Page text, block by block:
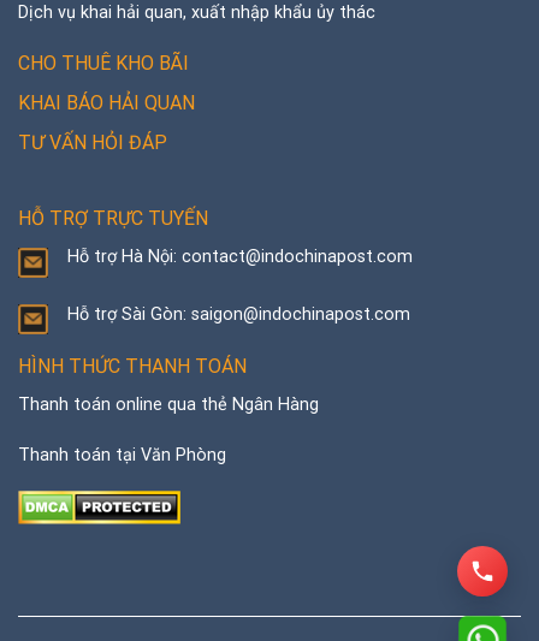
Dịch vụ khai hải quan, xuất nhập khẩu ủy thác
CHO THUÊ KHO BÃI
KHAI BÁO HẢI QUAN
TƯ VẤN HỎI ĐÁP
HỖ TRỢ TRỰC TUYẾN
Hỗ trợ Hà Nội: contact@indochinapost.com
Hỗ trợ Sài Gòn: saigon@indochinapost.com
HÌNH THỨC THANH TOÁN
Thanh toán online qua thẻ Ngân Hàng
Thanh toán tại Văn Phòng